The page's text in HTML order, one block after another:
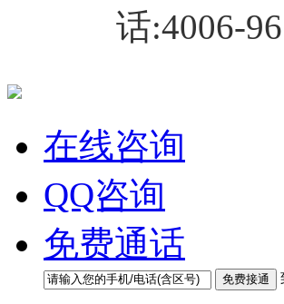
话:4006-
在线咨询
QQ咨询
免费通话